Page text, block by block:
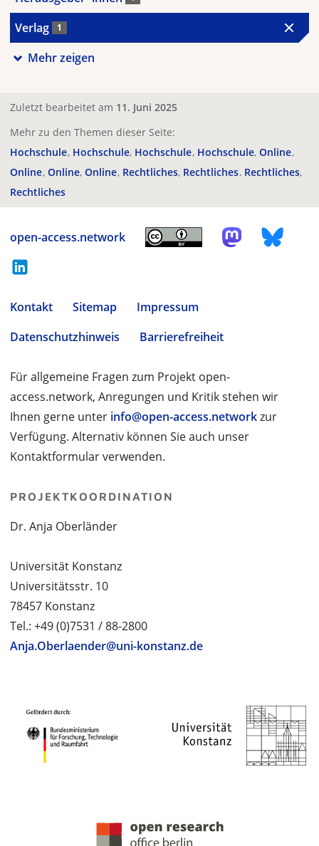
Verlag 1
Mehr zeigen
Zuletzt bearbeitet am 11. Juni 2025
Mehr zu den Themen dieser Seite:
Hochschule Hochschule Hochschule Hochschule Online
Online Online Online Rechtliches Rechtliches Rechtliches
Rechtliches
open-access.network
Kontakt Sitemap
Impressum
Datenschutzhinweis
Barrierefreiheit
Für allgemeine Fragen zum Projekt open-
access.network, Anregungen und Kritik stehen wir
Ihnen gerne unter info@open-access.networkzur
Verfügung. Alternativ können Sie auch unser
Kontaktformular verwenden.
PROJEKTKOORDINATION
Dr. Anja Oberländer
Universität Konstanz
Universitätsstr. 10
78457 Konstanz
Tel.: +49 (0)7531 / 88-2800
Anja.Oberlaender@uni-konstanz.de